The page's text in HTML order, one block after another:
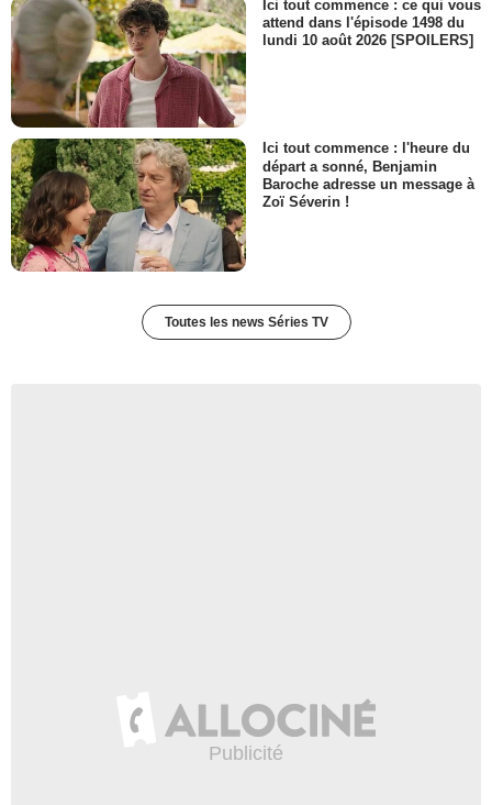
Ici tout commence : ce qui vous
attend dans l'épisode 1498 du
lundi 10 août 2026 [SPOILERS]
Ici tout commence : l'heure du
départ a sonné, Benjamin
Baroche adresse un message à
Zoï Séverin !
Toutes les news Séries TV